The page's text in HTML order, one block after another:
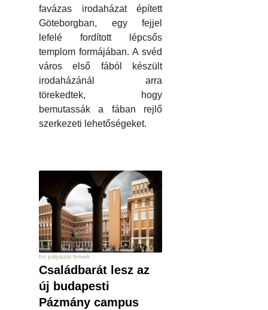
favázas irodaházat épített
Göteborgban, egy fejjel
lefelé fordított lépcsős
templom formájában. A svéd
város első fából készült
irodaházánál arra
törekedtek, hogy
bemutassák a fában rejlő
szerkezeti lehetőségeket.
hír pályázat tervek
Családbarát lesz az
új budapesti
Pázmány campus